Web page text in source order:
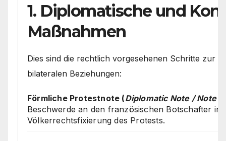
1. Diplomatische und
Maßnahmen
Dies sind die rechtlich vorgesehenen Schritte zur
bilateralen Beziehungen:
Förmliche Protestnote (Diplomatic Note / Note
Beschwerde an den französischen Botschafter in
Völkerrechtsfixierung des Protests.